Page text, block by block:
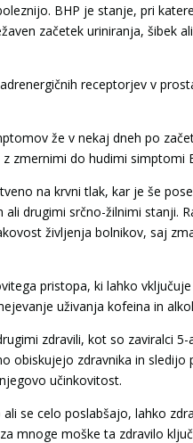
BHP je stanje, pri
začetek uriniranja, šibek
receptorjev v
že v nekaj dneh po
zmernimi do hudimi simptomi
na krvni tlak, kar je še
drugimi srčno-žilnimi stanji.
življenja bolnikov, saj
pristopa, ki lahko
uživanja kofeina in
zdravili, kot so zaviralci
obiskujejo zdravnika in sledijo
učinkovitost.
se celo poslabšajo, lahko
mnoge moške ta zdravilo